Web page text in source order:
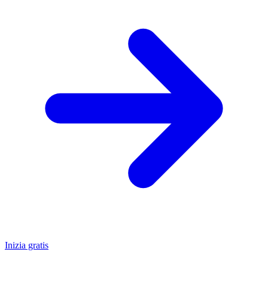
Inizia gratis